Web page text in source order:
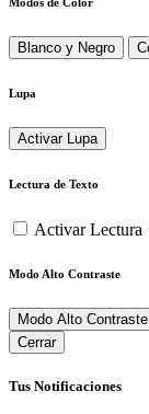
Blanco y Negro
Lupa
Activar Lupa
Lectura de Texto
Activar Lectura
Modo Alto Contraste
Modo Alto Contraste
Cerrar
Tus Notificaciones